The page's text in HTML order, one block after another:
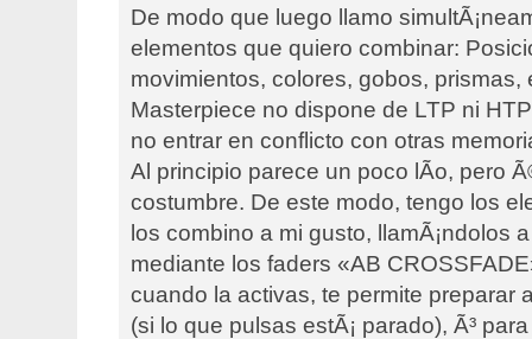
De modo que luego llamo
elementos que quiero combinar:
movimientos, colores, gobos, prismas,
Masterpiece no dispone de LTP ni
no entrar en conflicto con otras
Al principio parece un poco lÃ­o, pero
costumbre. De este modo, tengo los
los combino a mi gusto, llamÃ¡ndolos
mediante los faders «AB
cuando la activas, te permite preparar
(si lo que pulsas estÃ¡ parado), Ã³